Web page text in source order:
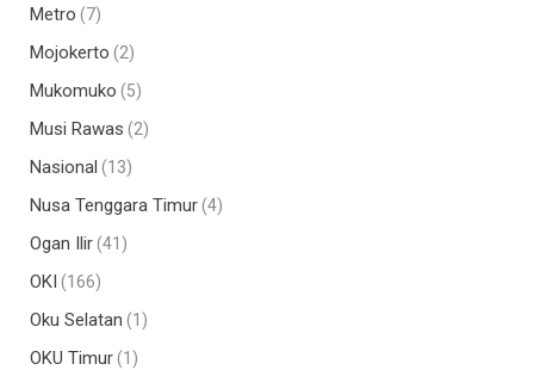
Metro (7)
Mojokerto (2)
Mukomuko (5)
Musi Rawas (2)
Nasional (13)
Nusa Tenggara Timur(4)
Ogan Ilir(41)
OKI (166)
Oku Selatan (1)
OKU Timur(1)